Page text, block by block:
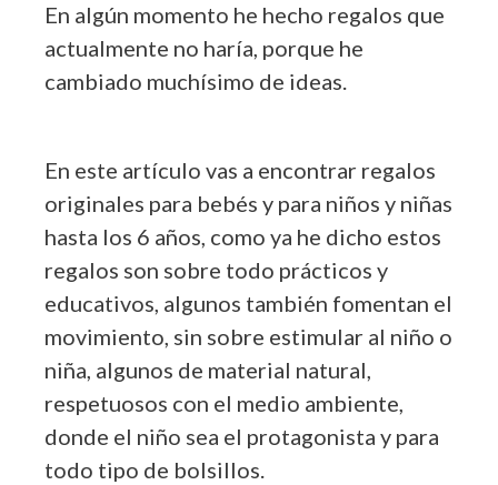
En algún momento he hecho regalos que
actualmente no haría, porque he
cambiado muchísimo de ideas.
En este artículo vas a encontrar regalos
originales para bebés y para niños y niñas
hasta los 6 años, como ya he dicho estos
regalos son sobre todo prácticos y
educativos, algunos también fomentan el
movimiento, sin sobre estimular al niño o
niña, algunos de material natural,
respetuosos con el medio ambiente,
donde el niño sea el protagonista y para
todo tipo de bolsillos.